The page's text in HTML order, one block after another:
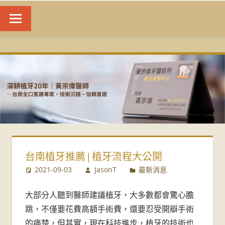
台
南
植
牙
|
黃
宗
偉
台南植牙推薦 | 植牙流程大公開
2021-09-03 JasonT 最新消息
大部分人聽到醫師建議植牙，大多數都會驚心膽
跳，不僅要花費高額手術費，還要忍受開瓣手術